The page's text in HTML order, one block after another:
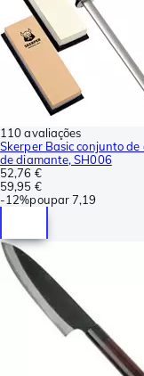
110 avaliações
Skerper Basic conjunto
de diamante, SH006
52,76 €
59,95 €
-12%poupar7,19